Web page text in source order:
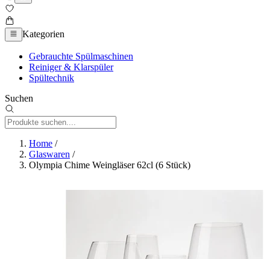
Kategorien
Gebrauchte Spülmaschinen
Reiniger & Klarspüler
Spültechnik
Suchen
Home /
Glaswaren /
Olympia Chime Weingläser 62cl (6 Stück)